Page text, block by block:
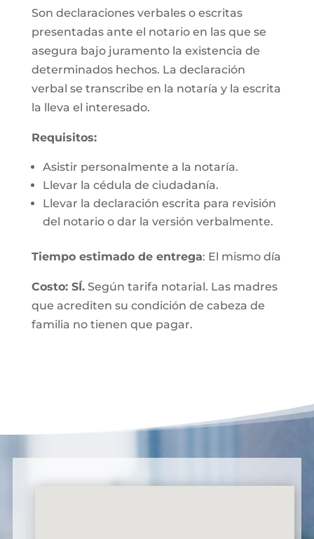
Son declaraciones verbales o escritas
presentadas ante el notario en las que se
asegura bajo juramento la existencia de
determinados hechos. La declaración
verbal se transcribe en la notaría y la escrita
la lleva el interesado.
Requisitos:
Asistir personalmente a la notaría.
Llevar la cédula de ciudadanía.
Llevar la declaración escrita para revisión
del notario o dar la versión verbalmente.
Tiempo estimado de entrega: El mismo día
Costo: SÍ.Según tarifa notarial. Las madres
que acrediten su condición de cabeza de
familia no tienen que pagar.